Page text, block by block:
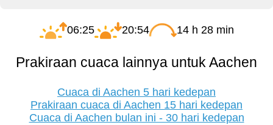
06:25 20:54 14 h 28 min
Prakiraan cuaca lainnya untuk Aachen
Cuaca di Aachen 5 hari kedepan
Prakiraan cuaca di Aachen 15 hari kedepan
Cuaca di Aachen bulan ini - 30 hari kedepan